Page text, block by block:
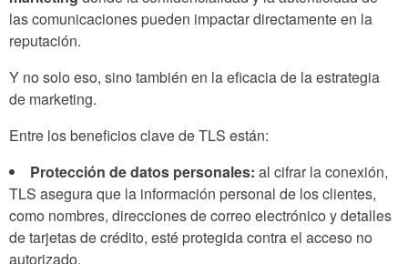
las comunicaciones pueden impactar directamente en la
reputación.
Y no solo eso, sino también en la eficacia de la estrategia
de marketing.
Entre los beneficios clave de TLS están:
Protección de datos personales: al cifrar la conexión,
TLS asegura que la información personal de los clientes,
como nombres, direcciones de correo electrónico y detalles
de tarjetas de crédito, esté protegida contra el acceso no
autorizado.